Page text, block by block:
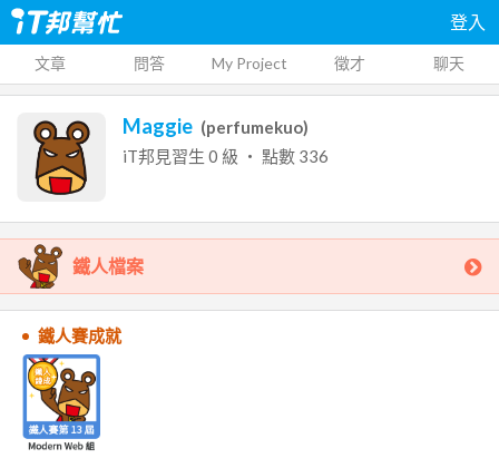
登入
文章 問答 My Project 徵才 聊天
Maggie (perfumekuo)
iT邦見習生 0 級 ‧ 點數 336
鐵人檔案
鐵人賽成就